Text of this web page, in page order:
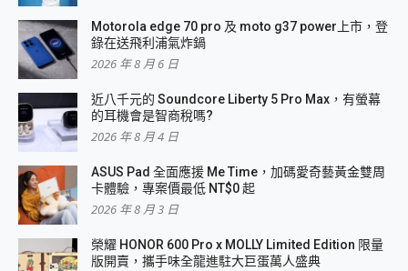
Motorola edge 70 pro 及 moto g37 power上市，登
錄在送飛利浦氣炸鍋
2026 年 8 月 6 日
近八千元的 Soundcore Liberty 5 Pro Max，有螢幕
的耳機會是智商稅嗎?
2026 年 8 月 4 日
ASUS Pad 全面應援 Me Time，加碼愛奇藝黃金雙周
卡體驗，專案價最低 NT$0 起
2026 年 8 月 3 日
榮耀 HONOR 600 Pro x MOLLY Limited Edition 限量
版開賣，攜手味全龍進駐大巨蛋萬人盛典